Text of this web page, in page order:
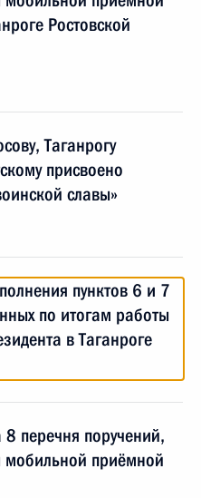
Ростовской
Таганрогу
присвоено
славы»
пунктов 6 и 7
по итогам работы
в Таганроге
8 перечня поручений,
мобильной приёмной